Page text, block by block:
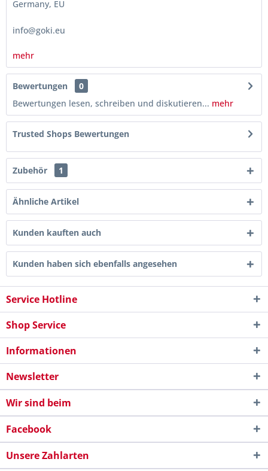
Germany, EU
info@goki.eu
mehr
Bewertungen
0
Bewertungen lesen, schreiben und diskutieren... mehr
Trusted Shops Bewertungen
Zubehör 1
Ähnliche Artikel
Kunden kauften auch
Kunden haben sich ebenfalls angesehen
Service Hotline
Shop Service
Informationen
Newsletter
Wir sind beim
Facebook
Unsere Zahlarten